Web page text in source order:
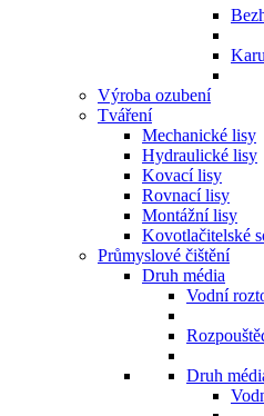
Výroba ozubení
Tváření
Mechanické lisy
Hydraulické lisy
Kovací lisy
Rovnací lisy
Montážní lisy
Kovotlačitelské
Průmyslové čištění
Druh média
Vodní
Druh